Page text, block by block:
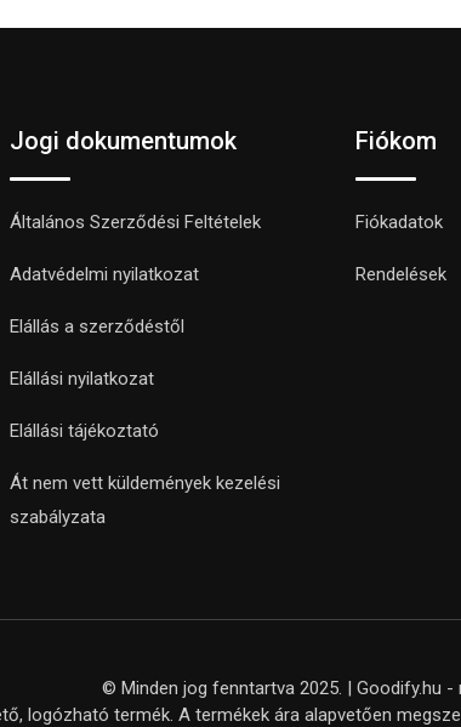
Jogi dokumentumok
Általános Szerződési Feltételek
Adatvédelmi nyilatkozat
Elállás a szerződéstől
Elállási nyilatkozat
Elállási tájékoztató
Át nem vett küldemények kezelési
szabályzata
Fiókom
Fiókadatok
Rendelések
© Minden jog fenntartva 2025. | Goodify.hu
logózható termék. A termékek ára alapvetően